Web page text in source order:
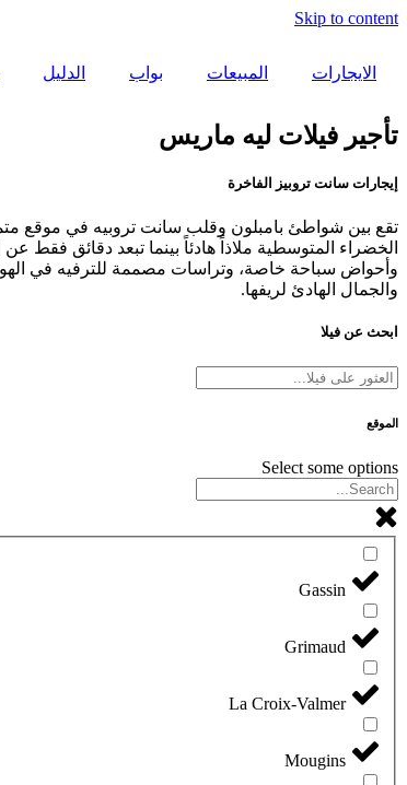
Skip to content
الايجارات المبيعات بواب الدليل
تأجير فيلات ليه ماريس
إيجارات سانت تروبيز الفاخرة
تقع بين شواطئ بامبلون وقلب سانت تروبيه في موقع
الخضراء المتوسطية ملاذاً هادئاً بينما تبعد دقائق فقط
وأحواض سباحة خاصة، وتراسات مصممة للترفيه في الهواء
والجمال الهادئ لريفها.
ابحث عن فيلا
الموقع
Select some options
Gassin
Grimaud
La Croix-Valmer
Mougins